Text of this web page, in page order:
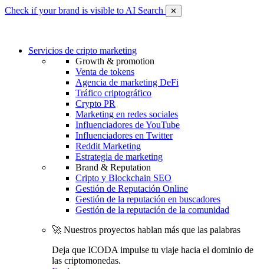
Check if your brand is visible to AI Search ✕
Servicios de cripto marketing
Growth & promotion
Venta de tokens
Agencia de marketing DeFi
Tráfico criptográfico
Crypto PR
Marketing en redes sociales
Influenciadores de YouTube
Influenciadores en Twitter
Reddit Marketing
Estrategia de marketing
Brand & Reputation
Cripto y Blockchain SEO
Gestión de Reputación Online
Gestión de la reputación en buscadores
Gestión de la reputación de la comunidad
🚀 Nuestros proyectos hablan más que las palabras
Deja que ICODA impulse tu viaje hacia el dominio de
las criptomonedas.